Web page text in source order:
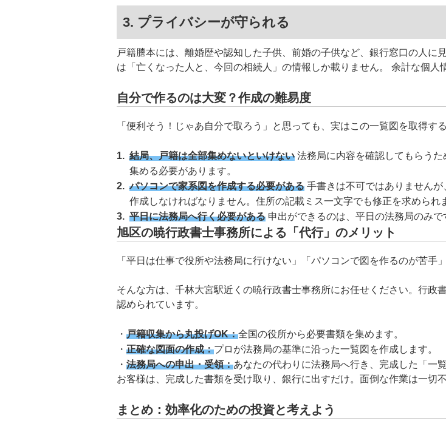
3. プライバシーが守られる
戸籍謄本には、離婚歴や認知した子供、前婚の子供など、銀行窓口の人に
は「亡くなった人と、今回の相続人」の情報しか載りません。 余計な個人
自分で作るのは大変？作成の難易度
「便利そう！じゃあ自分で取ろう」と思っても、実はこの一覧図を取得す
結局、戸籍は全部集めないといけない 法務局に内容を確認してもらう
集める必要があります。
パソコンで家系図を作成する必要がある 手書きは不可ではありません
作成しなければなりません。住所の記載ミス一文字でも修正を求められ
平日に法務局へ行く必要がある 申出ができるのは、平日の法務局のみで
旭区の暁行政書士事務所による「代行」のメリット
「平日は仕事で役所や法務局に行けない」「パソコンで図を作るのが苦手」
そんな方は、千林大宮駅近くの暁行政書士事務所にお任せください。行政
認められています。
戸籍収集から丸投げOK：全国の役所から必要書類を集めます。
正確な図面の作成：プロが法務局の基準に沿った一覧図を作成します。
法務局への申出・受領：あなたの代わりに法務局へ行き、完成した「一
お客様は、完成した書類を受け取り、銀行に出すだけ。面倒な作業は一切不
まとめ：効率化のための投資と考えよう